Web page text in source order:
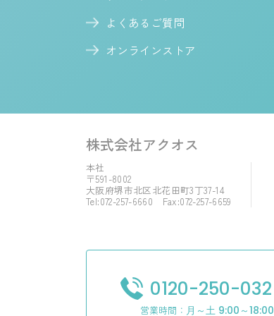
よくあるご質問
オンラインストア
株式会社アクオス
本社
〒591-8002
大阪府堺市北区北花田町3丁37-14
Tel:072-257-6660 Fax:072-257-6659
0120-250-032
営業時間： 月～土 9:00～18:00